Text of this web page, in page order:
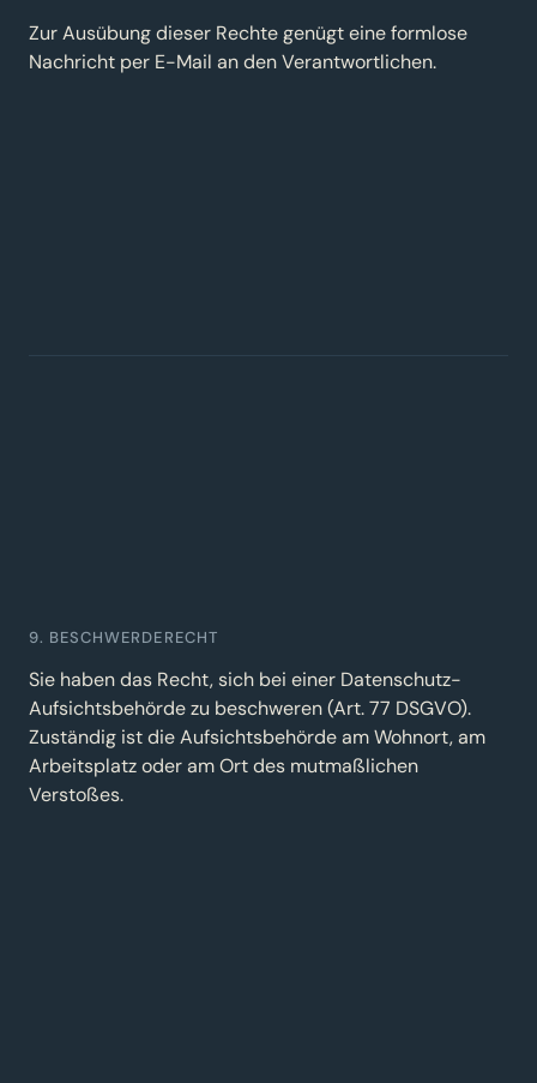
Zur Ausübung dieser Rechte genügt eine formlose
Nachricht per E-Mail an den Verantwortlichen.
9. BESCHWERDERECHT
Sie haben das Recht, sich bei einer Datenschutz-
Aufsichtsbehörde zu beschweren (Art. 77 DSGVO).
Zuständig ist die Aufsichtsbehörde am Wohnort, am
Arbeitsplatz oder am Ort des mutmaßlichen
Verstoßes.